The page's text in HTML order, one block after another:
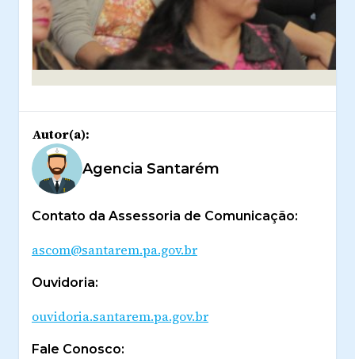
Autor(a):
Agencia Santarém
Contato da Assessoria de Comunicação:
ascom@santarem.pa.gov.br
Ouvidoria:
ouvidoria.santarem.pa.gov.br
Fale Conosco: